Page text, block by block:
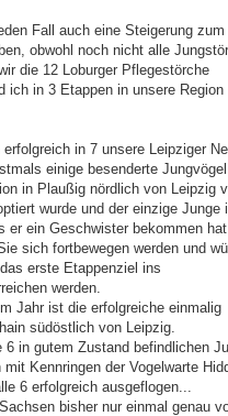
Fall auch eine Steigerung zum
obwohl noch nicht alle
die 12 Loburger Pflegestörche
ich in 3 Etappen in unsere Region
in 7 unsere Leipziger
einige besenderte
in Plaußig nördlich von Leipzig
wurde und der einzige Junge
er ein Geschwister bekommen
sich fortbewegen werden und
erste Etappenziel ins
werden.
Jahr ist die erfolgreiche einmalig
südöstlich von Leipzig.
in gutem Zustand befindlichen
Kennringen der Vogelwarte
6 erfolgreich ausgeflogen...
bisher nur einmal genau